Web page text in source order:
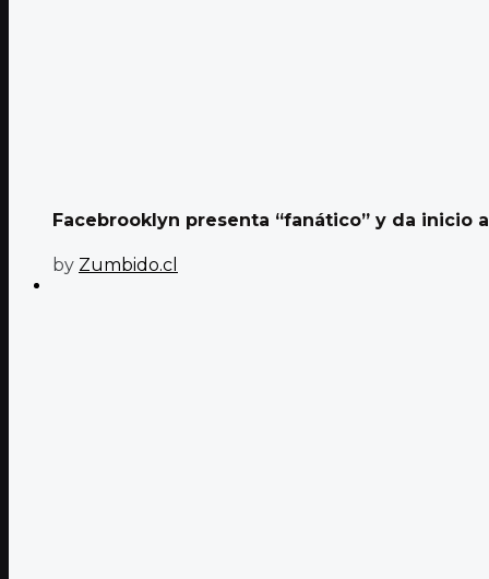
Facebrooklyn presenta “fanático” y da inicio
by Zumbido.cl